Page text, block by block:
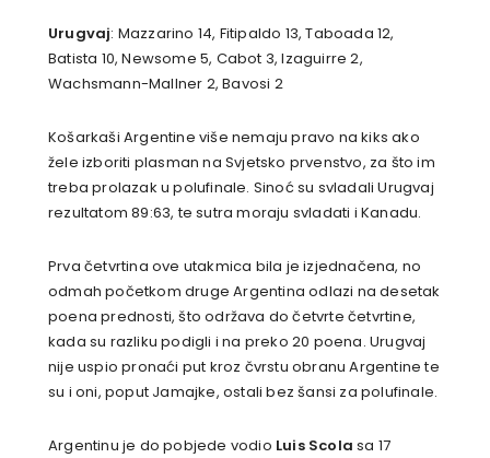
Urugvaj: Mazzarino 14, Fitipaldo 13, Taboada 12,
Batista 10, Newsome 5, Cabot 3, Izaguirre 2,
Wachsmann-Mallner 2, Bavosi 2
Košarkaši Argentine više nemaju pravo na kiks ako
žele izboriti plasman na Svjetsko prvenstvo, za što im
treba prolazak u polufinale. Sinoć su svladali Urugvaj
rezultatom 89:63, te sutra moraju svladati i Kanadu.
Prva četvrtina ove utakmica bila je izjednačena, no
odmah početkom druge Argentina odlazi na desetak
poena prednosti, što održava do četvrte četvrtine,
kada su razliku podigli i na preko 20 poena. Urugvaj
nije uspio pronaći put kroz čvrstu obranu Argentine te
su i oni, poput Jamajke, ostali bez šansi za polufinale.
Argentinu je do pobjede vodio Luis Scola sa 17